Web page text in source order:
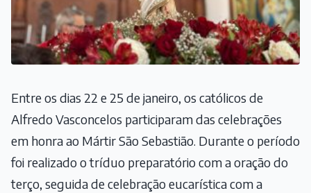
Entre os dias 22 e 25 de janeiro, os católicos de
Alfredo Vasconcelos participaram das celebrações
em honra ao Mártir São Sebastião. Durante o período
foi realizado o tríduo preparatório com a oração do
terço, seguida de celebração eucarística com a